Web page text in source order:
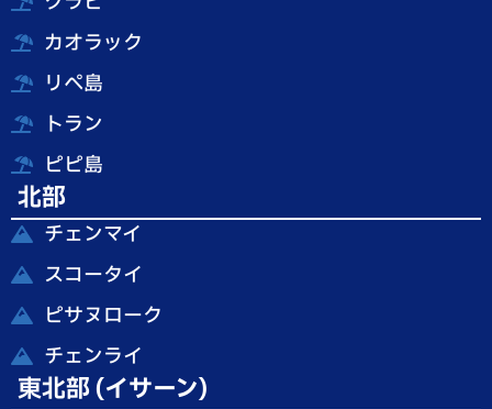
カオラック
リペ島
トラン
ピピ島
北部
チェンマイ
スコータイ
ピサヌローク
チェンライ
東北部 (イサーン)